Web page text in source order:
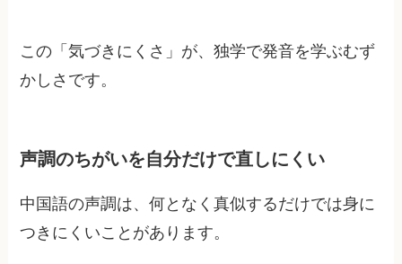
この「気づきにくさ」が、独学で発音を学ぶむず
かしさです。
声調のちがいを自分だけで直しにくい
中国語の声調は、何となく真似するだけでは身に
つきにくいことがあります。